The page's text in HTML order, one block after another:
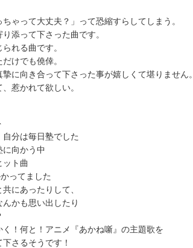
ちゃって大丈夫？」って恐縮すらしてしまう。
添って下さった曲です。
れる曲です。
けでも僥倖。
に向き合って下さった事が嬉しくて堪りません。
惹かれて欲しい。
分は毎日塾でした
向かう中
ット曲
ってました
にあったりして、
かも思い出したり
く！何と！アニメ『あかね噺』の主題歌を
さるそうです！